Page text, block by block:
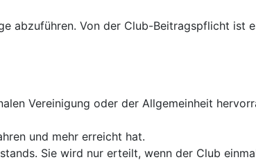
abzuführen. Von der Club-Beitragspflicht ist
Vereinigung oder der Allgemeinheit
und mehr erreicht hat.
Sie wird nur erteilt, wenn der Club